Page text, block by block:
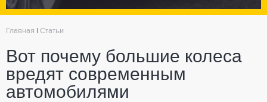
Главная Статьи
Вот почему большие колеса
вредят современным
автомобилями